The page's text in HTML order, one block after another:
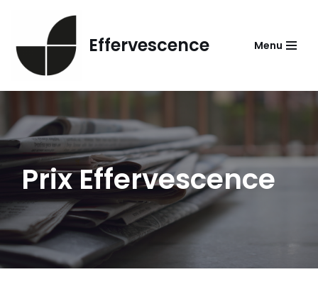
au
contenu
Effervescence Menu
Prix Effervescence